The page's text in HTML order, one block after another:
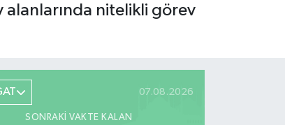
nitelikli görev
07.08.2026
SONRAKI VAKTE KALAN